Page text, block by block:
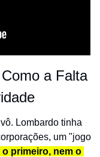
a Falta
Lombardo tinha
um "jogo
o primeiro, nem o